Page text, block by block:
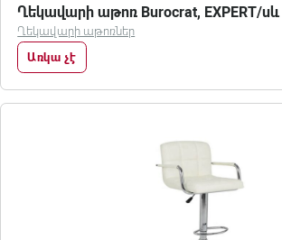
Ղեկավարի աթոռ Burocrat, EXPERT/
Ղեկավարի աթոռներ
Առկա չէ